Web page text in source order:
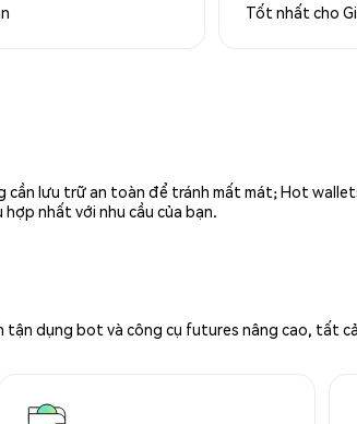
Tốt nhất cho
lưu trữ an toàn để tránh mất mát; Hot
nhất với nhu cầu của bạn.
dụng bot và công cụ futures nâng cao, tất